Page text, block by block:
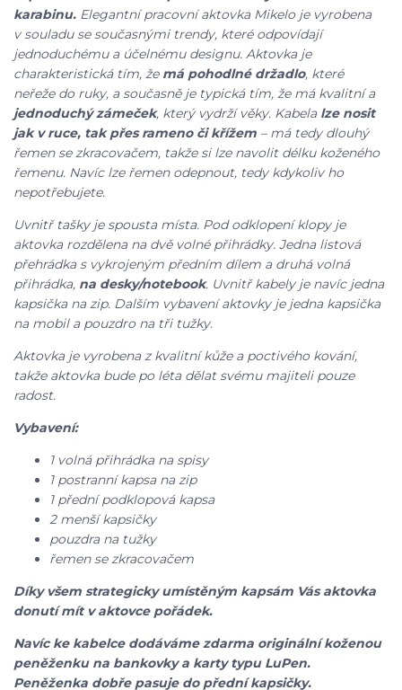
karabinu. Elegantní pracovní aktovka Mikelo je vyrobena
v souladu se současnými trendy, které odpovídají
jednoduchému a účelnému designu. Aktovka je
charakteristická tím, že má pohodlné držadlo, které
neřeže do ruky, a současně je typická tím, že má kvalitní a
jednoduchý zámeček, který vydrží věky. Kabelalze nosit
jak v ruce, tak přes rameno či křížem – má tedy dlouhý
řemen se zkracovačem, takže si lze navolit délku koženého
řemenu. Navíc lze řemen odepnout, tedy kdykoliv ho
nepotřebujete.
Uvnitř tašky je spousta místa. Pod odklopení klopy je
aktovka rozdělena na dvě volné přihrádky. Jedna listová
přehrádka s vykrojeným předním dílem a druhá volná
přihrádka, na desky/notebook. Uvnitř kabely je navíc jedna
kapsička na zip. Dalším vybavení aktovky je jedna kapsička
na mobil a pouzdro na tři tužky.
Aktovka je vyrobena z kvalitní kůže a poctivého kování,
takže aktovka bude po léta dělat svému majiteli pouze
radost.
Vybavení:
1 volná přihrádka na spisy
1 postranní kapsa na zip
1 přední podklopová kapsa
2 menší kapsičky
pouzdra na tužky
řemen se zkracovačem
Díky všem strategicky umístěným kapsám Vás aktovka
donutí mít v aktovce pořádek.
Navíc ke kabelce dodáváme zdarma originální koženou
peněženku na bankovky a karty typu LuPen.
Peněženka dobře pasuje do přední kapsičky.